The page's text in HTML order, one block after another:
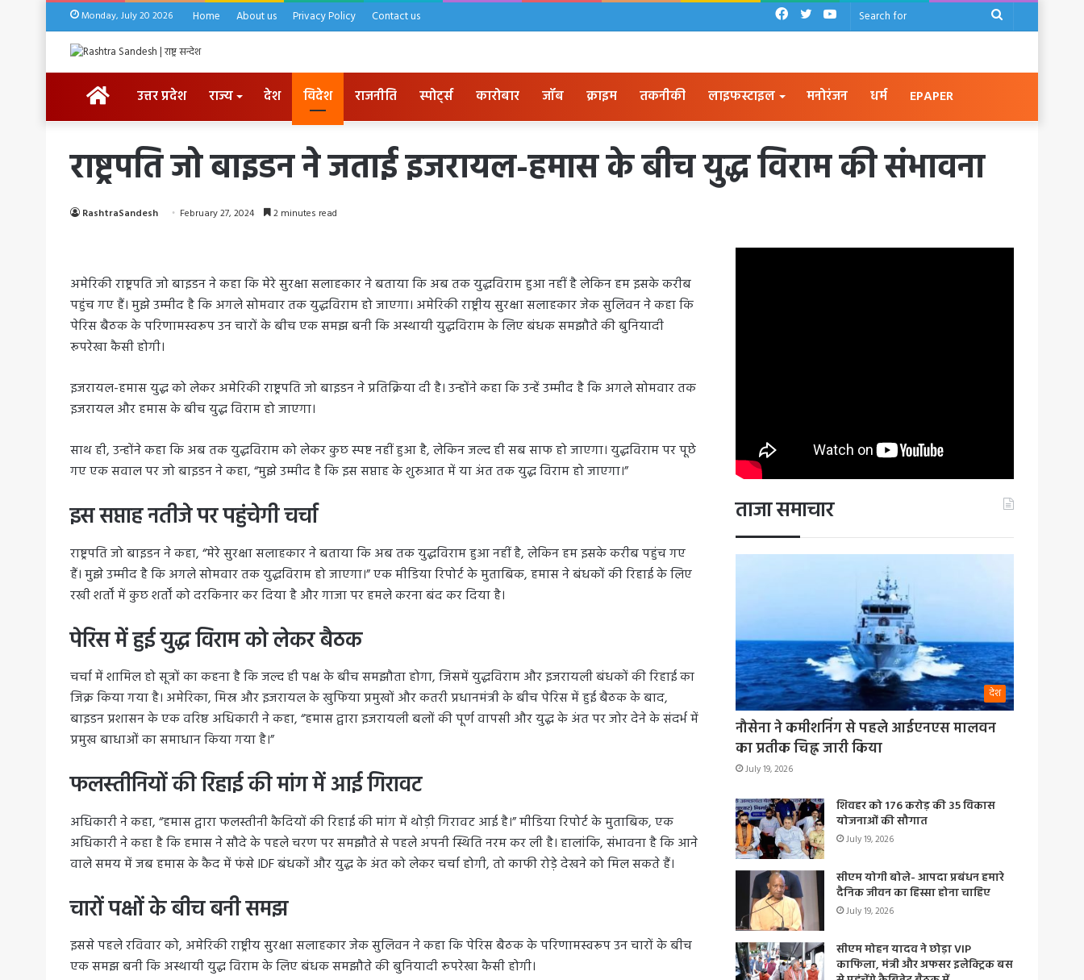
Monday, July 20 2026 Home About us Privacy Policy Contact us
Search
YouTube
Twitter
Facebook
HOMEउत्तर प्रदेश राज्य देश विदेश राजनीति स्पोर्ट्स कारोबार जॉब क्राइम तकनीकी लाइफस्टाइल मनोरंजन धर्म EPAPER
राष्ट्रपति जो बाइडन ने जताई इजरायल-हमास के बीच युद्ध विराम की संभावना
RashtraSandesh February 27, 2024 2 minutes read
अमेरिकी राष्ट्रपति जो बाइडन ने कहा कि मेरे सुरक्षा सलाहकार ने बताया कि अब तक युद्धविराम हुआ नहीं है लेकिन हम इसके करीब
पहुंच गए हैं। मुझे उम्मीद है कि अगले सोमवार तक युद्धविराम हो जाएगा। अमेरिकी राष्ट्रीय सुरक्षा सलाहकार जेक सुलिवन ने कहा कि
पेरिस बैठक के परिणामस्वरूप उन चारों के बीच एक समझ बनी कि अस्थायी युद्धविराम के लिए बंधक समझौते की बुनियादी
रूपरेखा कैसी होगी।
इजरायल-हमास युद्ध को लेकर अमेरिकी राष्ट्रपति जो बाइडन ने प्रतिक्रिया दी है। उन्होंने कहा कि उन्हें उम्मीद है कि अगले सोमवार तक
इजरायल और हमास के बीच युद्ध विराम हो जाएगा।
साथ ही, उन्होंने कहा कि अब तक युद्धविराम को लेकर कुछ स्पष्ट नहीं हुआ है, लेकिन जल्द ही सब साफ हो जाएगा। युद्धविराम पर पूछे
गए एक सवाल पर जो बाइडन ने कहा, “मुझे उम्मीद है कि इस सप्ताह के शुरुआत में या अंत तक युद्ध विराम हो जाएगा।”
इस सप्ताह नतीजे पर पहुंचेगी चर्चा
राष्ट्रपति जो बाइडन ने कहा, “मेरे सुरक्षा सलाहकार ने बताया कि अब तक युद्धविराम हुआ नहीं है, लेकिन हम इसके करीब पहुंच गए
हैं। मुझे उम्मीद है कि अगले सोमवार तक युद्धविराम हो जाएगा।” एक मीडिया रिपोर्ट के मुताबिक, हमास ने बंधकों की रिहाई के लिए
रखी शर्तों में कुछ शर्तों को दरकिनार कर दिया है और गाजा पर हमले करना बंद कर दिया है।
पेरिस में हुई युद्ध विराम को लेकर बैठक
चर्चा में शामिल हो सूत्रों का कहना है कि जल्द ही पक्ष के बीच समझौता होगा, जिसमें युद्धविराम और इजरायली बंधकों की रिहाई का
जिक्र किया गया है। अमेरिका, मिस्र और इजरायल के खुफिया प्रमुखों और कतरी प्रधानमंत्री के बीच पेरिस में हुई बैठक के बाद,
बाइडन प्रशासन के एक वरिष्ठ अधिकारी ने कहा, “हमास द्वारा इजरायली बलों की पूर्ण वापसी और युद्ध के अंत पर जोर देने के संदर्भ में
प्रमुख बाधाओं का समाधान किया गया है।”
फलस्तीनियों की रिहाई की मांग में आई गिरावट
अधिकारी ने कहा, “हमास द्वारा फलस्तीनी कैदियों की रिहाई की मांग में थोड़ी गिरावट आई है।” मीडिया रिपोर्ट के मुताबिक, एक
अधिकारी ने कहा है कि हमास ने सौदे के पहले चरण पर समझौते से पहले अपनी स्थिति नरम कर ली है। हालांकि, संभावना है कि आने
वाले समय में जब हमास के कैद में फंसे IDF बंधकों और युद्ध के अंत को लेकर चर्चा होगी, तो काफी रोड़े देखने को मिल सकते हैं।
चारों पक्षों के बीच बनी समझ
इससे पहले रविवार को, अमेरिकी राष्ट्रीय सुरक्षा सलाहकार जेक सुलिवन ने कहा कि पेरिस बैठक के परिणामस्वरूप उन चारों के बीच
एक समझ बनी कि अस्थायी युद्ध विराम के लिए बंधक समझौते की बुनियादी रूपरेखा कैसी होगी।
ताजा समाचार
देश
नौसेना ने कमीशनिंग से पहले आईएनएस मालवन
का प्रतीक चिह्न जारी किया
July 19, 2026
शिवहर को 176 करोड़ की 35 विकास
योजनाओं की सौगात
July 19, 2026
सीएम योगी बोले- आपदा प्रबंधन हमारे
दैनिक जीवन का हिस्सा होना चाहिए
July 19, 2026
सीएम मोहन यादव ने छोड़ा VIP
काफिला, मंत्री और अफसर इलेक्ट्रिक बस